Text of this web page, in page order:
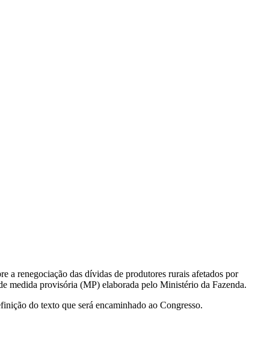
a renegociação das dívidas de produtores rurais afetados por
medida provisória (MP) elaborada pelo Ministério da Fazenda.
do texto que será encaminhado ao Congresso.